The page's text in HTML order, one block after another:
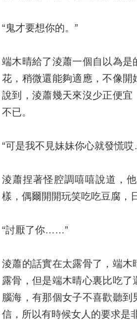
“鬼才要想你的。”
端木晴給了淩蕭一個自以為
花，稍微還能夠適應，不像
說到，淩蕭幾天來沒少正便
不已。
“可是我不見妹妹你心就發慌
淩蕭捏著怪腔調嘻嘻說道，
樣，偶爾開開玩笑吃吃豆腐，
“討厭了你……”
淩蕭的話實在太露骨了，端
露骨，但是端木晴心裏比吃
腦海，有那個女子不喜歡聽
信，所以有時候女人的要求是